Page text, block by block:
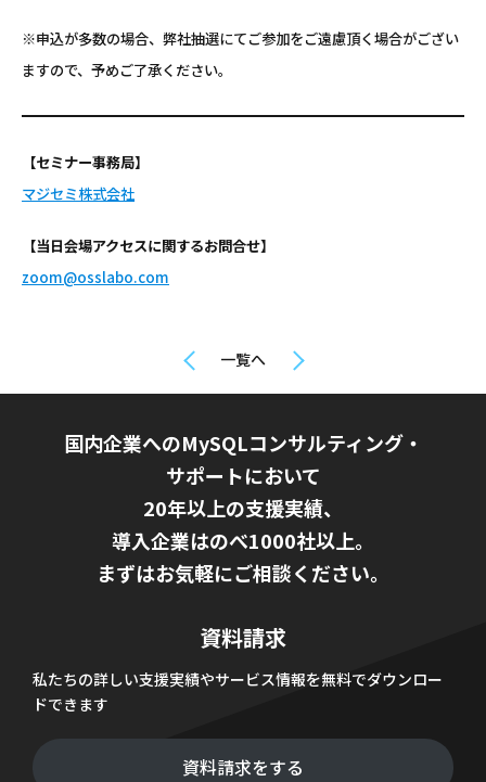
※申込が多数の場合、弊社抽選にてご参加をご遠慮頂く場合がござい
ますので、予めご了承ください。
【セミナー事務局】
マジセミ株式会社
【当日会場アクセスに関するお問合せ】
zoom@osslabo.com
一覧へ
国内企業へのMySQLコンサルティング・
サポートにおいて
20年以上の支援実績、
導入企業はのべ1000社以上。
まずはお気軽にご相談ください。
資料請求
私たちの詳しい支援実績やサービス情報を無料でダウンロー
ドできます
資料請求をする